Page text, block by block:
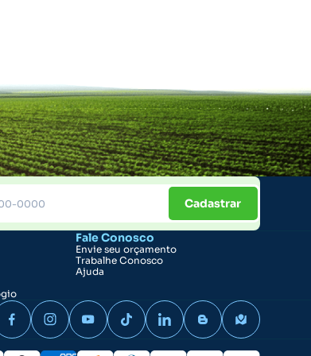
Cadastrar
Fale Conosco
Envie seu orçamento
Trabalhe Conosco
Ajuda